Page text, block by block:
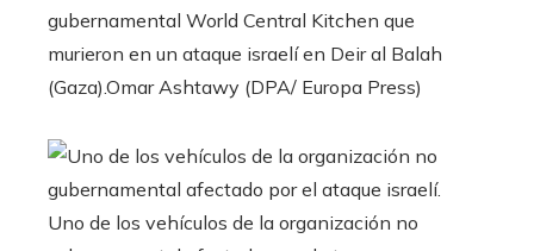
gubernamental World Central Kitchen que
murieron en un ataque israelí en Deir al Balah
(Gaza). Omar Ashtawy (DPA/ Europa Press)
Uno de los vehículos de la organización no